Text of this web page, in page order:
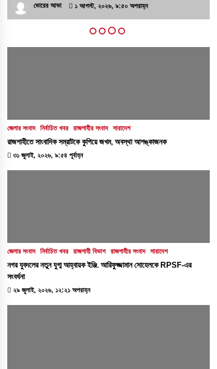
ছাত্রদলের তিন নেতা
ভোরের আভা ১ আগস্ট, ২০২৬, ৯:৫০ অপরাহ্ন
জেলার সংবাদ নির্বাচিত খবর রাজশাহীর সংবাদ সারাদেশ
রাজশাহীতে সাংবাদিক সম্রাটকে কুপিয়ে জখম, অবস্থা আশঙ্কাজনক
৩১ জুলাই, ২০২৬, ৯:৫৪ পূর্বাহ্ন
জেলার সংবাদ নির্বাচিত খবর রাজশাহী বিভাগ রাজশাহীর সংবাদ সারাদেশ
নগর যুবদলের নতুন যুগ্ম আহ্বায়ক ইঞ্জি. আরিফুজ্জামান সোহেলকে RPSF-এর
সংবর্ধনা
২৯ জুলাই, ২০২৬, ১২:২১ অপরাহ্ন